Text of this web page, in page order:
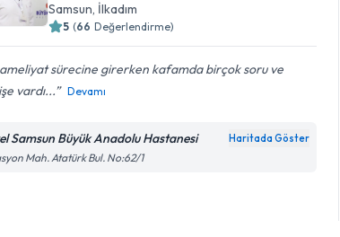
Samsun, İlkadım
5 (66 Değerlendirme)
sürecine girerken kafamda birçok soru ve
vardı...
Devamı
Samsun Büyük Anadolu Hastanesi Haritada Göster
Mah. Atatürk Bul. No:62/1